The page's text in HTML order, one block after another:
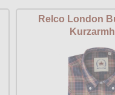
Relco London